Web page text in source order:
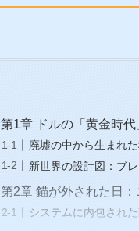
第1章 ドルの「黄金時
廃墟の中から生まれ
新世界の設計図：ブ
第2章 錨が外された日
システムに内包され